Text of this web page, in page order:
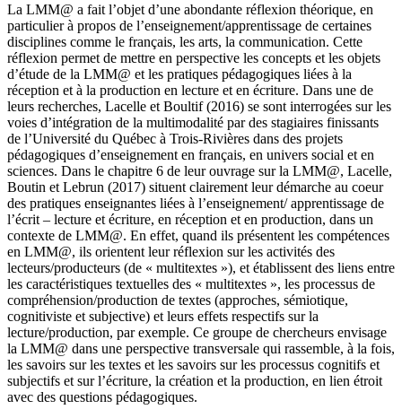
La LMM@ a fait l’objet d’une abondante réflexion théorique, en
particulier à propos de l’enseignement/apprentissage de certaines
disciplines comme le français, les arts, la communication. Cette
réflexion permet de mettre en perspective les concepts et les objets
d’étude de la LMM@ et les pratiques pédagogiques liées à la
réception et à la production en lecture et en écriture. Dans une de
leurs recherches, Lacelle et Boultif (2016) se sont interrogées sur les
voies d’intégration de la multimodalité par des stagiaires finissants
de l’Université du Québec à Trois-Rivières dans des projets
pédagogiques d’enseignement en français, en univers social et en
sciences. Dans le chapitre 6 de leur ouvrage sur la LMM@, Lacelle,
Boutin et Lebrun (2017) situent clairement leur démarche au coeur
des pratiques enseignantes liées à l’enseignement/ apprentissage de
l’écrit – lecture et écriture, en réception et en production, dans un
contexte de LMM@. En effet, quand ils présentent les compétences
en LMM@, ils orientent leur réflexion sur les activités des
lecteurs/producteurs (de « multitextes »), et établissent des liens entre
les caractéristiques textuelles des « multitextes », les processus de
compréhension/production de textes (approches, sémiotique,
cognitiviste et subjective) et leurs effets respectifs sur la
lecture/production, par exemple. Ce groupe de chercheurs envisage
la LMM@ dans une perspective transversale qui rassemble, à la fois,
les savoirs sur les textes et les savoirs sur les processus cognitifs et
subjectifs et sur l’écriture, la création et la production, en lien étroit
avec des questions pédagogiques.